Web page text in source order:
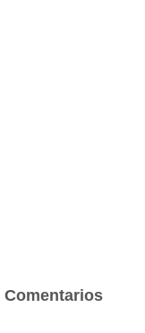
Comentarios